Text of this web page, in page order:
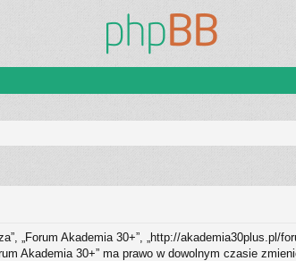
„Forum Akademia 30+”, „http://
Akademia 30+” ma prawo w dowolnym czasie